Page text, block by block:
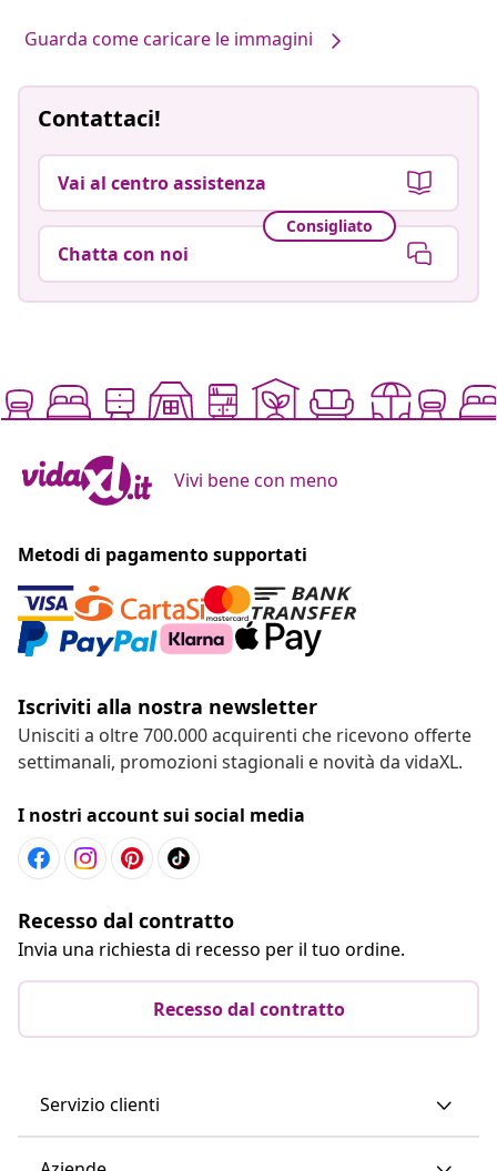
Guarda come caricare le immagini
Contattaci!
Vai al centro assistenza
Consigliato
Chatta con noi
Vivi bene con meno
Metodi di pagamento supportati
Iscriviti alla nostra newsletter
Unisciti a oltre 700.000 acquirenti che ricevono offerte
settimanali, promozioni stagionali e novità da vidaXL.
I nostri account sui social media
Recesso dal contratto
Invia una richiesta di recesso per il tuo ordine.
Recesso dal contratto
Servizio clienti